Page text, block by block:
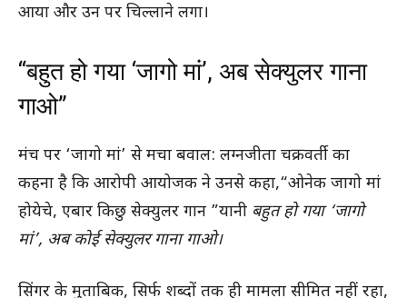
आया और उन पर चिल्लाने लगा।
“बहुत हो गया ‘जागो मां’, अब सेक्युलर गाना
गाओ”
मंच पर ‘जागो मां’ से मचा बवाल: लग्नजीता चक्रवर्ती का
कहना है कि आरोपी आयोजक ने उनसे कहा,“ओनेक जागो मां
होयेचे, एबार किछु सेक्युलर गान ”यानी बहुत हो गया ‘जागो
मां’, अब कोई सेक्युलर गाना गाओ।
सिंगर के मुताबिक, सिर्फ शब्दों तक ही मामला सीमित नहीं रहा,